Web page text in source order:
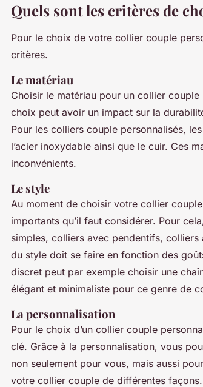
Quels sont les critères de
Pour le choix de votre collier couple
critères.
Le matériau
Choisir le matériau pour un collier
choix peut avoir un impact sur la
Pour les colliers couple personnalisés,
l’acier inoxydable ainsi que le cuir. Ces
inconvénients.
Le style
Au moment de choisir votre collier
importants qu’il faut considérer. Pour
simples, colliers avec pendentifs,
du style doit se faire en fonction des
discret peut par exemple choisir une
élégant et minimaliste pour ce genre de
La personnalisation
Pour le choix d’un collier couple
clé. Grâce à la personnalisation, vous
non seulement pour vous, mais aussi
votre collier couple de différentes